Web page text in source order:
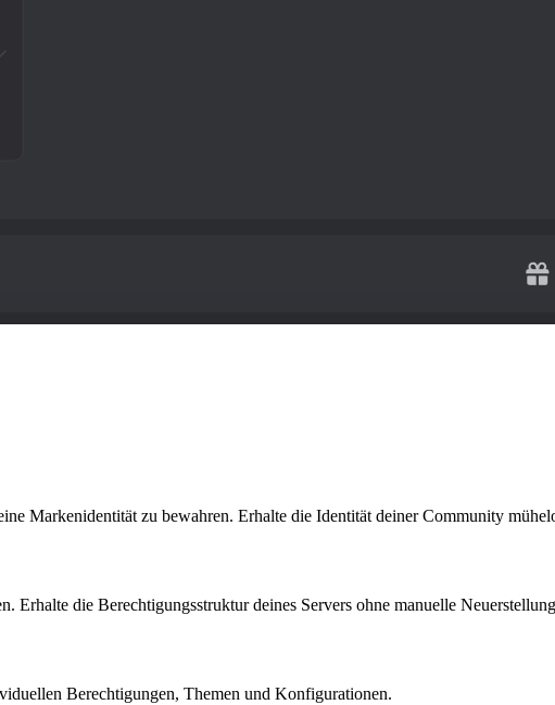
Markenidentität zu bewahren. Erhalte die Identität deiner Community
die Berechtigungsstruktur deines Servers ohne manuelle
Berechtigungen, Themen und Konfigurationen.